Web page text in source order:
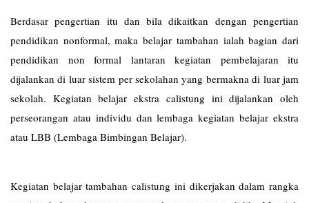
Berdasar pengertian itu dan bila dikaitkan dengan pengertian
pendidikan nonformal, maka belajar tambahan ialah bagian dari
pendidikan non formal lantaran kegiatan pembelajaran itu
dijalankan di luar sistem per sekolahan yang bermakna di luar jam
sekolah. Kegiatan belajar ekstra calistung ini dijalankan oleh
perseorangan atau individu dan lembaga kegiatan belajar ekstra
atau LBB (Lembaga Bimbingan Belajar).
Kegiatan belajar tambahan calistung ini dikerjakan dalam rangka